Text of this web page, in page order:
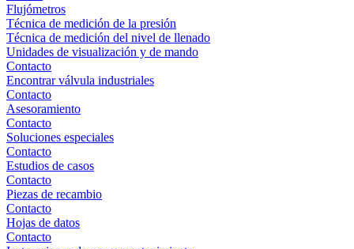
Flujómetros
Técnica de medición de la presión
Técnica de medición del nivel de llenado
Unidades de visualización y de mando
Contacto
Encontrar válvula industriales
Contacto
Asesoramiento
Contacto
Soluciones especiales
Contacto
Estudios de casos
Contacto
Piezas de recambio
Contacto
Hojas de datos
Contacto